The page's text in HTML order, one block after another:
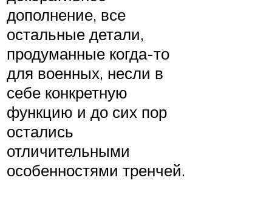
дополнение, все
остальные детали,
продуманные когда-то
для военных, несли в
себе конкретную
функцию и до сих пор
остались
отличительными
особенностями тренчей.